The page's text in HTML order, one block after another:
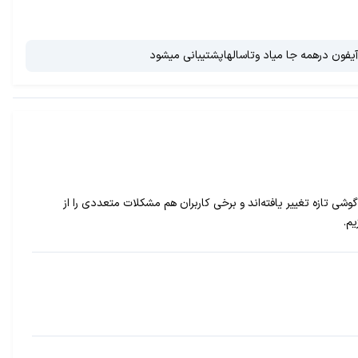
در این گوشی تازه تغییر یافته‌اند و برخی کاربران هم مشکلات متعددی را از